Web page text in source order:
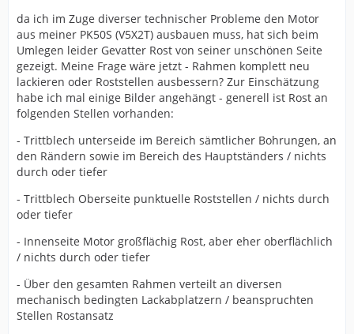
da ich im Zuge diverser technischer Probleme den Motor
aus meiner PK50S (V5X2T) ausbauen muss, hat sich beim
Umlegen leider Gevatter Rost von seiner unschönen Seite
gezeigt. Meine Frage wäre jetzt - Rahmen komplett neu
lackieren oder Roststellen ausbessern? Zur Einschätzung
habe ich mal einige Bilder angehängt - generell ist Rost an
folgenden Stellen vorhanden:
- Trittblech unterseide im Bereich sämtlicher Bohrungen, an
den Rändern sowie im Bereich des Hauptständers / nichts
durch oder tiefer
- Trittblech Oberseite punktuelle Roststellen / nichts durch
oder tiefer
- Innenseite Motor großflächig Rost, aber eher oberflächlich
/ nichts durch oder tiefer
- Über den gesamten Rahmen verteilt an diversen
mechanisch bedingten Lackabplatzern / beanspruchten
Stellen Rostansatz